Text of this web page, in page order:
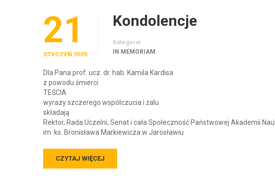
21
STYCZEŃ 2025
Kondolencje
Kategorie
IN MEMORIAM
Dla Pana prof. ucz. dr. hab. Kamila Kardisa
z powodu śmierci
TEŚCIA
wyrazy szczerego współczucia i żalu
składają
Rektor, Rada Uczelni, Senat i cała Społeczność Państwowej Akademii
im. ks. Bronisława Markiewicza w Jarosławiu
CZYTAJ WIĘCEJ